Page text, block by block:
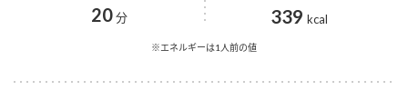
つゆ
ミツカンの歴史
環境への取り組み
20分 339 kcal
※エネルギーは1人前の値